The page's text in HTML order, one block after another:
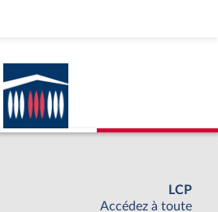
LCP
Accédez à toute